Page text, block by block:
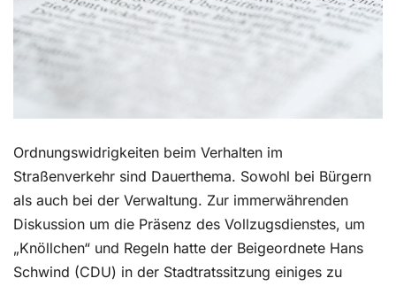
Ordnungswidrigkeiten beim Verhalten im
Straßenverkehr sind Dauerthema. Sowohl bei Bürgern
als auch bei der Verwaltung. Zur immerwährenden
Diskussion um die Präsenz des Vollzugsdienstes, um
„Knöllchen“ und Regeln hatte der Beigeordnete Hans
Schwind (CDU) in der Stadtratssitzung einiges zu